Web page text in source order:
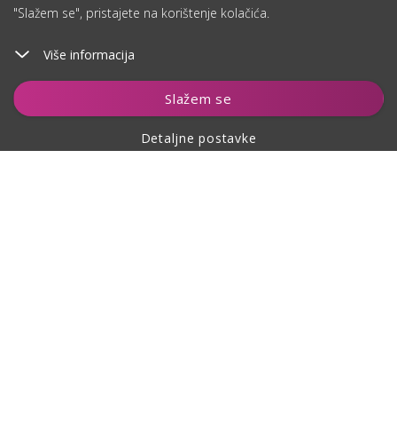
"Slažem se", pristajete na korištenje kolačića.
Više informacija
Slažem se
Detaljne postavke
Dodaj u košaricu